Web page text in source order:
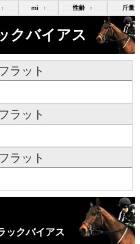
↕ mi ↕ 性齢 ↕ 斤量
クバイアス
フラット
フラット
フラット
ックバイアス